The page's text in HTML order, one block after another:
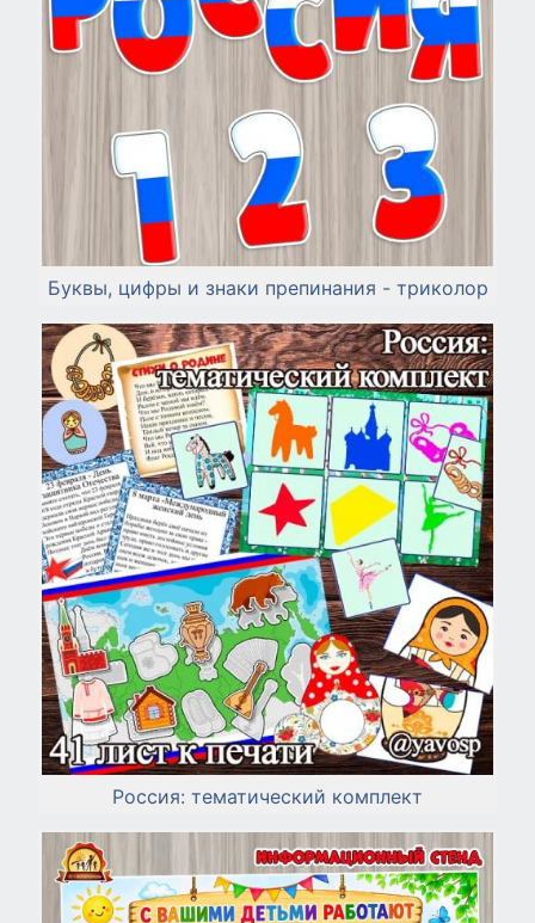
Буквы, цифры и знаки препинания - триколор
Россия: тематический комплект